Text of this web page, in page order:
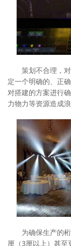
策划不合理，
定一个明确的、正
对搭建的方案进行
力物力等资源造成浪
为确保生产的
厘（3厘以上）甚至